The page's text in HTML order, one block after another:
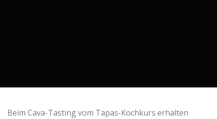
Beim Cava-Tasting vom Tapas-Kochkurs erhalten